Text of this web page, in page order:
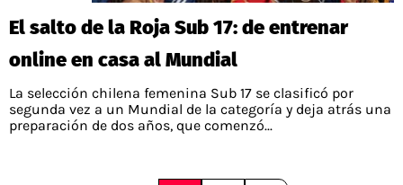
El salto de la Roja Sub 17: de entrenar
online en casa al Mundial
La selección chilena femenina Sub 17 se clasificó por
segunda vez a un Mundial de la categoría y deja atrás una
preparación de dos años, que comenzó...